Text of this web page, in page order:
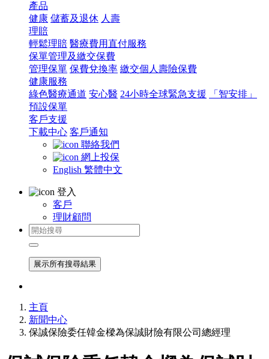
產品
健康 儲蓄及退休 人壽
理賠
輕鬆理賠 醫療費用直付服務
保單管理及繳交保費
管理保單 保費兌換率 繳交個人壽險保費
健康服務
綠色醫療通道 安心醫 24小時全球緊急支援
「智安排」
預設保單
客戶支援
下載中心 客戶通知
聯絡我們
網上投保
English 繁體中文
登入
客戶
理財顧問
展示所有搜尋結果
主頁
新聞中心
保誠保險委任韓金樑為保誠財險有限公司總經理